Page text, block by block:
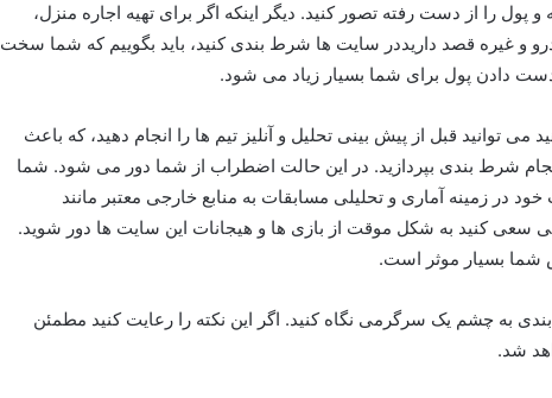
پول را از دست رفته تصور کنید. دیگر اینکه اگر برای تهیه اجاره منزل،
و غیره قصد داریددر سایت ها شرط بندی کنید، باید بگوییم که شما سخت
دادن پول برای شما بسیار زیاد می شود.
توانید قبل از پیش بینی تحلیل و آنلیز تیم ها را انجام دهید، که باعث
شرط بندی بپردازید. در این حالت اضطراب از شما دور می شود. شما
خود در زمینه آماری و تحلیلی مسابقات به منابع خارجی معتبر مانند
سعی کنید به شکل موقت از بازی ها و هیجانات این سایت ها دور شوید.
بسیار موثر است.
به چشم یک سرگرمی نگاه کنید. اگر این نکته را رعایت کنید مطمئن
شد.